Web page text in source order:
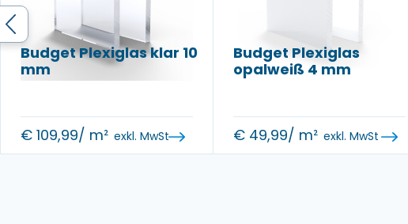
Budget Plexiglas klar 10
mm
€ 109,99/ m² exkl. MwSt
Budget Plexiglas
opalweiß 4 mm
€ 49,99/ m² exkl. MwSt